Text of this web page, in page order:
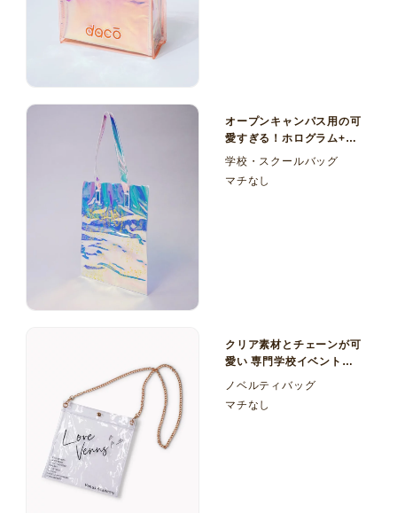
オープンキャンパス用の可
愛すぎる！ホログラム+透
明塩ビ（PVC） マチなし
学校・スクールバッグ
マチなし
クリア素材とチェーンが可
愛い 専門学校イベント用
透明塩ビ（PVC）サコッ
ノベルティバッグ
マチなし